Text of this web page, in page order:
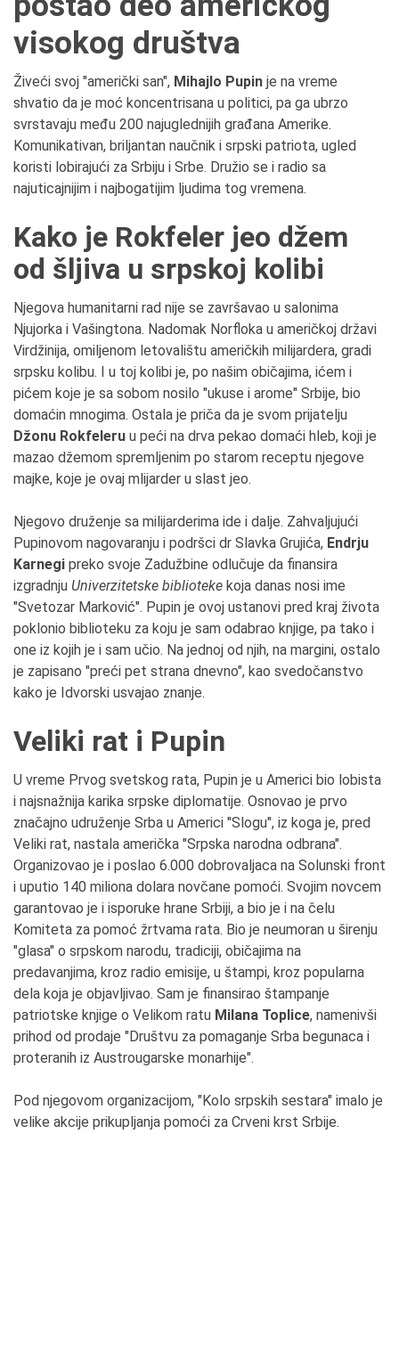
visokog društva
Živeći svoj "američki san", Mihajlo Pupin je na vreme
shvatio da je moć koncentrisana u politici, pa ga ubrzo
svrstavaju među 200 najuglednijih građana Amerike.
Komunikativan, briljantan naučnik i srpski patriota, ugled
koristi lobirajući za Srbiju i Srbe. Družio se i radio sa
najuticajnijim i najbogatijim ljudima tog vremena.
Kako je Rokfeler jeo džem
od šljiva u srpskoj kolibi
Njegova humanitarni rad nije se završavao u salonima
Njujorka i Vašingtona. Nadomak Norfloka u američkoj državi
Virdžinija, omiljenom letovalištu američkih milijardera, gradi
srpsku kolibu. I u toj kolibi je, po našim običajima, ićem i
pićem koje je sa sobom nosilo "ukuse i arome" Srbije, bio
domaćin mnogima. Ostala je priča da je svom prijatelju
Džonu Rokfeleru u peći na drva pekao domaći hleb, koji je
mazao džemom spremljenim po starom receptu njegove
majke, koje je ovaj mlijarder u slast jeo.
Njegovo druženje sa milijarderima ide i dalje. Zahvaljujući
Pupinovom nagovaranju i podršci dr Slavka Grujića, Endrju
Karnegi preko svoje Zadužbine odlučuje da finansira
izgradnju Univerzitetske biblioteke koja danas nosi ime
"Svetozar Marković". Pupin je ovoj ustanovi pred kraj života
poklonio biblioteku za koju je sam odabrao knjige, pa tako i
one iz kojih je i sam učio. Na jednoj od njih, na margini, ostalo
je zapisano "preći pet strana dnevno", kao svedočanstvo
kako je Idvorski usvajao znanje.
Veliki rat i Pupin
U vreme Prvog svetskog rata, Pupin je u Americi bio lobista
i najsnažnija karika srpske diplomatije. Osnovao je prvo
značajno udruženje Srba u Americi "Slogu", iz koga je, pred
Veliki rat, nastala američka "Srpska narodna odbrana".
Organizovao je i poslao 6.000 dobrovaljaca na Solunski front
i uputio 140 miliona dolara novčane pomoći. Svojim novcem
garantovao je i isporuke hrane Srbiji, a bio je i na čelu
Komiteta za pomoć žrtvama rata. Bio je neumoran u širenju
"glasa" o srpskom narodu, tradiciji, običajima na
predavanjima, kroz radio emisije, u štampi, kroz popularna
dela koja je objavljivao. Sam je finansirao štampanje
patriotske knjige o Velikom ratu Milana Toplice, namenivši
prihod od prodaje "Društvu za pomaganje Srba begunaca i
proteranih iz Austrougarske monarhije".
Pod njegovom organizacijom, "Kolo srpskih sestara" imalo je
velike akcije prikupljanja pomoći za Crveni krst Srbije.